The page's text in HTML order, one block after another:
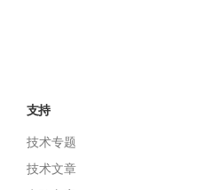
支持
技术专题
技术文章